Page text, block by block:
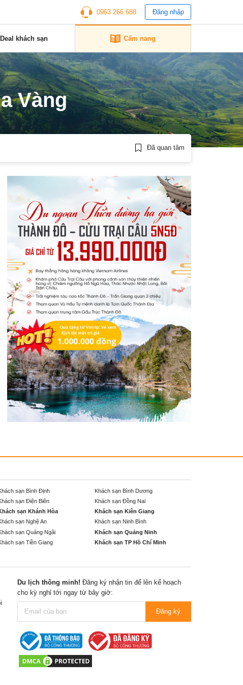
0963 266 688 Đăng nhập
Deal khách sạn Cẩm nang
Vàng
Đã quan tâm
sạn Bình Định
Khách sạn Bình Dương
sạn Điện Biên
Khách sạn Đồng Nai
sạn Khánh Hòa
Khách sạn Kiên Giang
sạn Nghệ An
Khách sạn Ninh Bình
sạn Quảng Ngãi
Khách sạn Quảng Ninh
sạn Tiền Giang
Khách sạn TP Hồ Chí Minh
Du lịch thông minh! Đăng ký nhận tin để lên kế hoạch
cho kỳ nghỉ tới ngay từ bây giờ:
Đăng ký